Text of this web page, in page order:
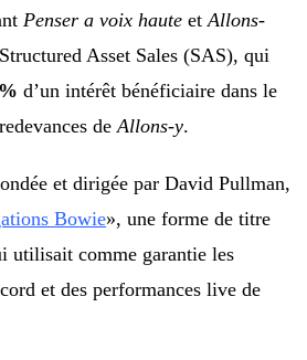
Penser a voix haute et Allons-
Asset Sales (SAS), qui
d’un intérêt bénéficiaire dans le
de Allons-y.
et dirigée par David Pullman,
Bowie», une forme de titre
utilisait comme garantie les
et des performances live de